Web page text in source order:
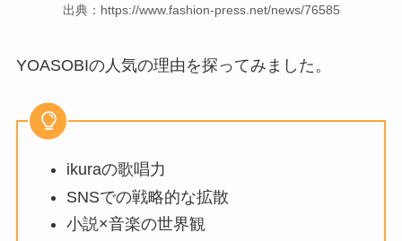
出典：https://www.fashion-press.net/news/76585
YOASOBIの人気の理由を探ってみました。
ikuraの歌唱力
SNSでの戦略的な拡散
小説×音楽の世界観